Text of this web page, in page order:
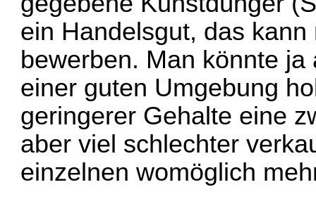
ein Handelsgut, das
bewerben. Man könnte
einer guten Umgebung
geringerer Gehalte eine
aber viel schlechter
einzelnen womöglich